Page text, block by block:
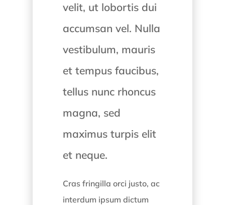
velit, ut lobortis dui
accumsan vel. Nulla
vestibulum, mauris
et tempus faucibus,
tellus nunc rhoncus
magna, sed
maximus turpis elit
et neque.
Cras fringilla orci justo, ac
interdum ipsum dictum